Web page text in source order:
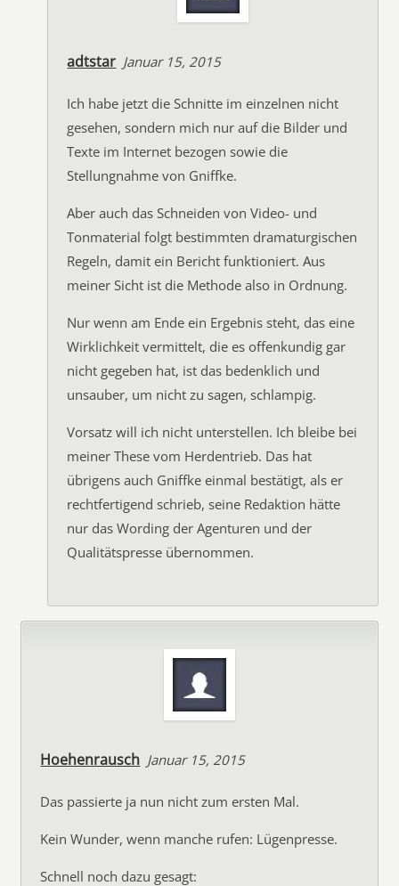
adtstar Januar 15, 2015
Ich habe jetzt die Schnitte im einzelnen nicht
gesehen, sondern mich nur auf die Bilder und
Texte im Internet bezogen sowie die
Stellungnahme von Gniffke.
Aber auch das Schneiden von Video- und
Tonmaterial folgt bestimmten dramaturgischen
Regeln, damit ein Bericht funktioniert. Aus
meiner Sicht ist die Methode also in Ordnung.
Nur wenn am Ende ein Ergebnis steht, das eine
Wirklichkeit vermittelt, die es offenkundig gar
nicht gegeben hat, ist das bedenklich und
unsauber, um nicht zu sagen, schlampig.
Vorsatz will ich nicht unterstellen. Ich bleibe bei
meiner These vom Herdentrieb. Das hat
übrigens auch Gniffke einmal bestätigt, als er
rechtfertigend schrieb, seine Redaktion hätte
nur das Wording der Agenturen und der
Qualitätspresse übernommen.
Hoehenrausch Januar 15, 2015
Das passierte ja nun nicht zum ersten Mal.
Kein Wunder, wenn manche rufen: Lügenpresse.
Schnell noch dazu gesagt: